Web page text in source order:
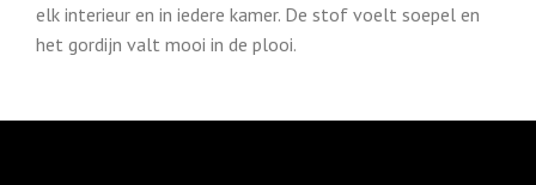
elk interieur en in iedere kamer. De stof voelt soepel en
het gordijn valt mooi in de plooi.